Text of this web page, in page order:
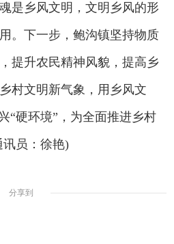
乡风文明，文明乡风的形
。下一步，鲍沟镇坚持物质
提升农民精神风貌，提高乡
村文明新气象，用乡风文
“硬环境”，为全面推进乡村
员：徐艳)
分享到